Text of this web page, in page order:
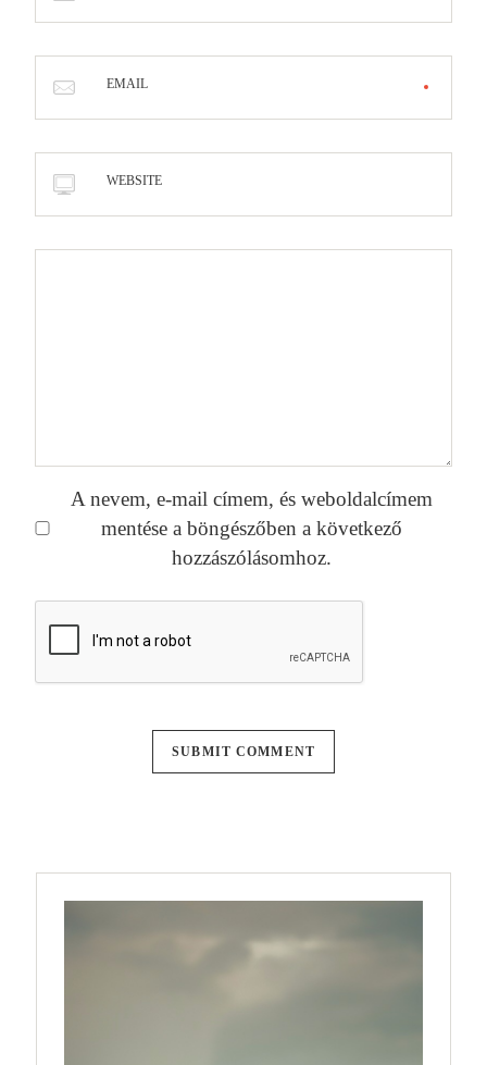
EMAIL
WEBSITE
A nevem, e-mail címem, és weboldalcímem
mentése a böngészőben a következő
hozzászólásomhoz.